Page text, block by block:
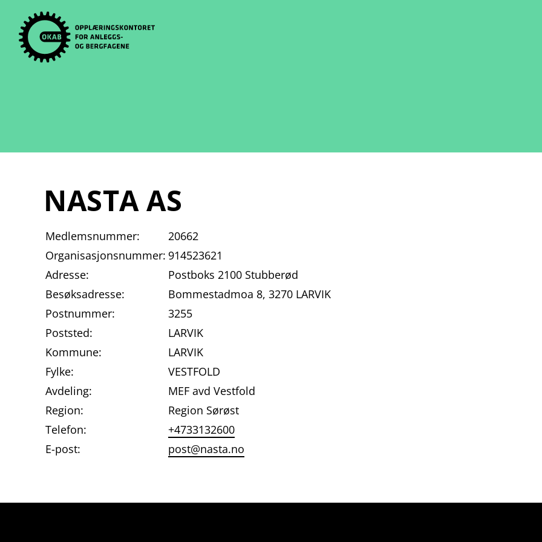
content
NASTA AS
Medlemsnummer:
20662
Organisasjonsnummer: 914523621
Adresse:
Postboks 2100 Stubberød
Besøksadresse:
Bommestadmoa 8, 3270 LARVIK
Postnummer:
3255
Poststed:
LARVIK
Kommune:
LARVIK
Fylke:
VESTFOLD
Avdeling:
MEF avd Vestfold
Region:
Region Sørøst
Telefon:
+4733132600
E-post:
post@nasta.no